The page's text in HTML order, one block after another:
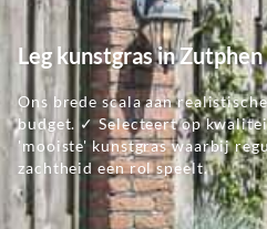
Leg kunstgras in
Ons brede scala aan
budget. ✓ Selecteert op
'mooiste' kunstgras waarbij
zachtheid een rol speelt.